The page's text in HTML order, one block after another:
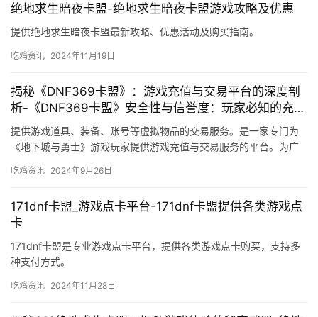
绝地求生暗夜卡盟-绝地求生暗夜卡盟游戏攻略及优惠
提供绝地求生暗夜卡盟最新攻略、优惠活动及购买指南。
吃鸡资讯 2024年11月19日
揭秘《DNF369卡盟》：游戏充值与交易平台的深度剖
析-《DNF369卡盟》安全性与信誉度：玩家必知的充值
交易指南
提供游戏道具、装备、账号等虚拟物品的交易服务。是一家专门为
《地下城与勇士》游戏玩家提供游戏充值与交易服务的平台。为广
吃鸡资讯 2024年9月26日
171dnf卡盟_游戏点卡平台-171dnf卡盟提供各类游戏点
卡
171dnf卡盟是专业游戏点卡平台，提供各类游戏点卡购买，支持多
种支付方式。
吃鸡资讯 2024年11月28日